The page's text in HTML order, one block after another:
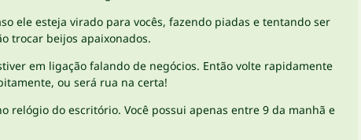
ele esteja virado para vocês, fazendo piadas e tentando ser
trocar beijos apaixonados.
em ligação falando de negócios. Então volte rapidamente
ou será rua na certa!
relógio do escritório. Você possui apenas entre 9 da manhã e